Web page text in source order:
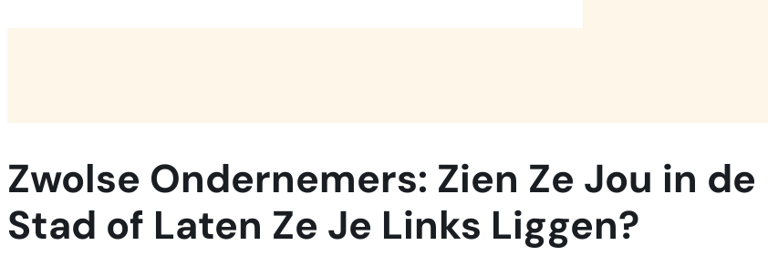
Zwolse Ondernemers: Zien Ze Jou in de
Stad of Laten Ze Je Links Liggen?